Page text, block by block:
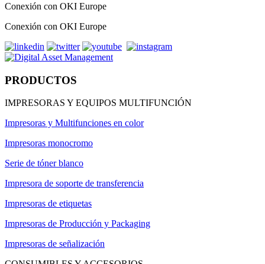
Conexión con OKI Europe
Conexión con OKI Europe
PRODUCTOS
IMPRESORAS Y EQUIPOS MULTIFUNCIÓN
Impresoras y Multifunciones en color
Impresoras monocromo
Serie de tóner blanco
Impresora de soporte de transferencia
Impresoras de etiquetas
Impresoras de Producción y Packaging
Impresoras de señalización